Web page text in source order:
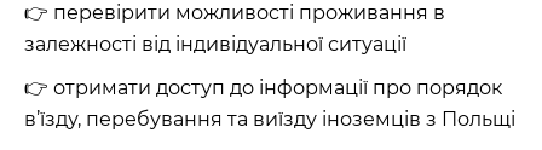
👉 перевірити можливості проживання в
залежності від індивідуальної ситуації
👉 отримати доступ до інформації про порядок
в’їзду, перебування та виїзду іноземців з Польщі